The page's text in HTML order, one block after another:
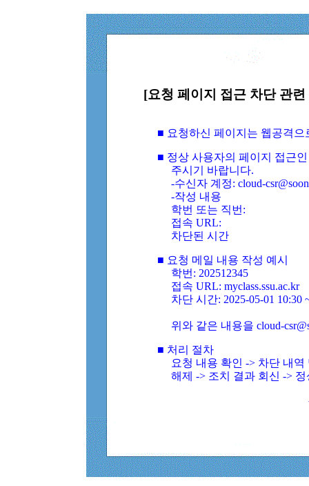
[요청 페이지 접근 차단 관
■ 요청하신 페이지는 웹공격
■ 정상 사용자의 페이지 접근
주시기 바랍니다.
-수신자 계정: cloud-
-작성 내용
학번 또는 직번:
접속 URL:
차단된 시간
■ 요청 메일 내용 작성 예시
학번: 202512345
접속 URL: myclass.ssu.ac.kr
차단 시간: 2025-05-01 10:30
위와 같은 내용을 cloud-
■ 처리 절차
요청 내용 확인 -> 차단 내
해제 -> 조치 결과 회신 ->